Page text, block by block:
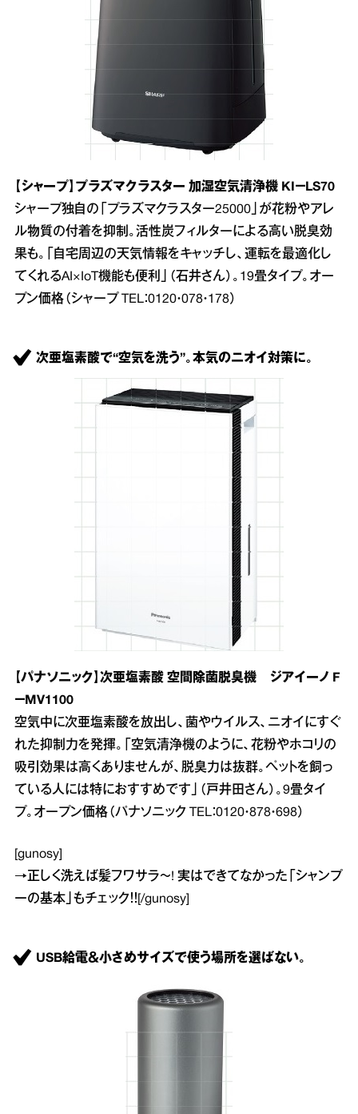
【シャープ】プラズマクラスター 加湿空気清浄機 KI－LS70
シャープ独自の「プラズマクラスター25000」が花粉やアレ
ル物質の付着を抑制。活性炭フィルターによる高い脱臭効
果も。「自宅周辺の天気情報をキャッチし、運転を最適化し
てくれるAI×IoT機能も便利」（石井さん）。19畳タイプ。オー
プン価格（シャープ TEL：0120・078・178）
次亜塩素酸で“空気を洗う”。本気のニオイ対策に。
【パナソニック】次亜塩素酸 空間除菌脱臭機 ジアイーノ F
－MV1100
空気中に次亜塩素酸を放出し、菌やウイルス、ニオイにすぐ
れた抑制力を発揮。「空気清浄機のように、花粉やホコリの
吸引効果は高くありませんが、脱臭力は抜群。ペットを飼っ
ている人には特におすすめです」（戸井田さん）。9畳タイ
プ。オープン価格（パナソニック TEL：0120・878・698）
[gunosy]
→正しく洗えば髪フワサラ～! 実はできてなかった「シャンプ
ーの基本」 もチェック！！[/gunosy]
USB給電＆小さめサイズで使う場所を選ばない。